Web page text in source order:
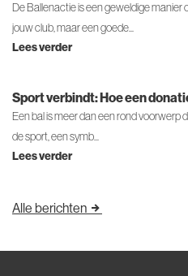
De Ballenactie is een geweldige manier
jouw club, maar een goede...
Lees verder
Sport verbindt: Hoe een
Een bal is meer dan een rond voorwerp
de sport, een symb...
Lees verder
Alle berichten